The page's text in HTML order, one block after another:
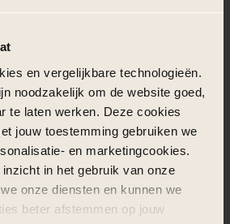
en vergelijkbare technologieën.
noodzakelijk om de website goed,
te laten werken. Deze cookies
jouw toestemming gebruiken we
en marketingcookies.
in het gebruik van onze
onze diensten en kunnen we
beter afstemmen op jouw
Generation X powerwoman, gedreven,
haar motto: “doe het goede of doe